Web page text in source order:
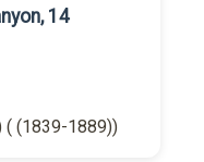
14
( (1839-1889))